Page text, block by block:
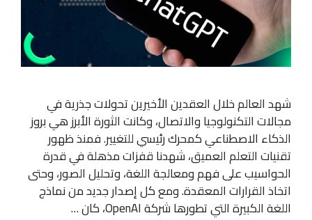
شهد العالم خلال العقدين الأخيرين تحولات جذرية في
مجالات التكنولوجيا والاتصال، وكانت الثورة الأبرز هي بروز
الذكاء الاصطناعي كمحرك رئيسي للتغيير. فمنذ ظهور
تقنيات التعلم العميق، شهدنا قفزات مذهلة في قدرة
الحواسيب على فهم ومعالجة اللغة، وتحليل الصور، وحتى
اتخاذ القرارات المعقدة. ومع كل إصدار جديد من نماذج
اللغة الكبيرة التي تطورها شركة OpenAI، كان …